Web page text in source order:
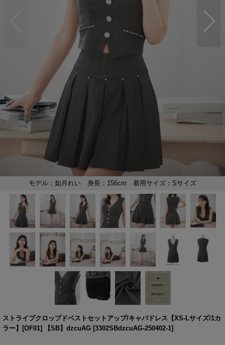
ストライプクロップドベストセットアップ/キャバドレス【XS-Lサイズ/1カ
ラー】[OF01] 【SB】dzcuAG [3302SBdzcuAG-250402-1]